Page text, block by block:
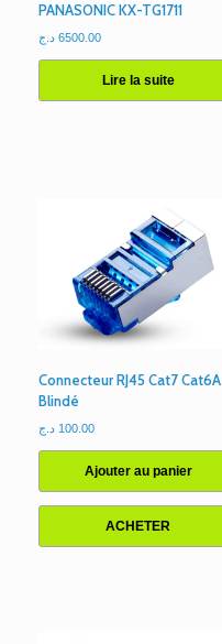
PANASONIC KX-TG1711
6500.00 د.ج
Lire la suite
Connecteur RJ45 Cat7 Cat6A
Blindé
100.00 د.ج
Ajouter au panier
ACHETER